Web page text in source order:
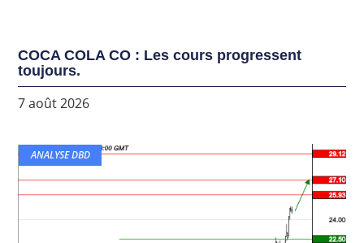
COCA COLA CO : Les cours progressent
toujours.
7 août 2026
ANALYSE DBD